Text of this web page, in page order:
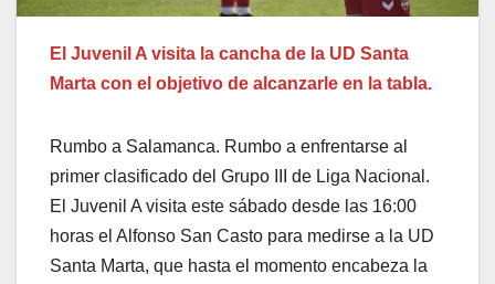
El Juvenil A visita la cancha de la UD Santa
Marta con el objetivo de alcanzarle en la tabla.
Rumbo a Salamanca. Rumbo a enfrentarse al
primer clasificado del Grupo III de Liga Nacional.
El Juvenil A visita este sábado desde las 16:00
horas el Alfonso San Casto para medirse a la UD
Santa Marta, que hasta el momento encabeza la